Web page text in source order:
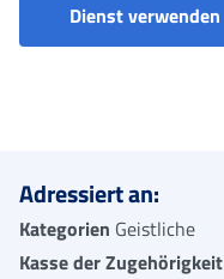
Dienst verwenden
Adressiert an:
Kategorien Geistliche
Kasse der Zugehörigkeit